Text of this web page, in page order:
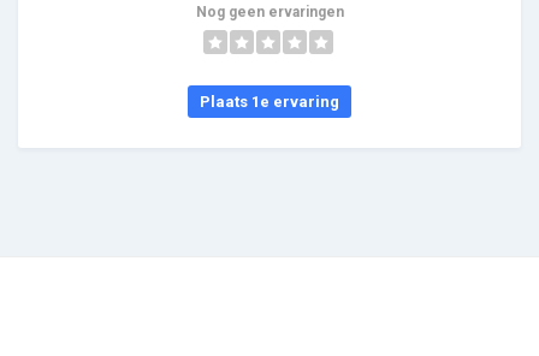
Nog geen ervaringen
Plaats 1e ervaring